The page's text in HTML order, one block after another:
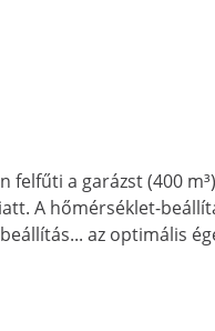
felfűti a garázst (400
A hőmérséklet-
az optimális